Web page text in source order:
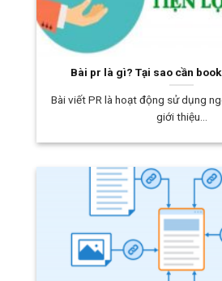
Bài pr là gì? Tại sao cần
Bài viết PR là hoạt động sử dụng
giới thiệu...